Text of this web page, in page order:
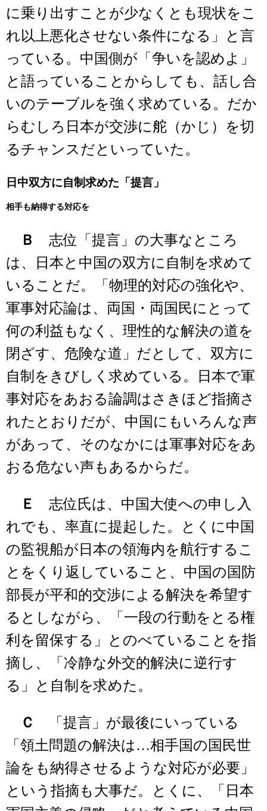
に乗り出すことが少なくとも現状をこ
れ以上悪化させない条件になる」と言
っている。中国側が「争いを認めよ」
と語っていることからしても、話し合
いのテーブルを強く求めている。だか
らむしろ日本が交渉に舵（かじ）を切
るチャンスだといっていた。
日中双方に自制求めた「提言」
相手も納得する対応を
Ｂ
志位「提言」の大事なところ
は、日本と中国の双方に自制を求めて
いることだ。「物理的対応の強化や、
軍事対応論は、両国・両国民にとって
何の利益もなく、理性的な解決の道を
閉ざす、危険な道」だとして、双方に
自制をきびしく求めている。日本で軍
事対応をあおる論調はさきほど指摘さ
れたとおりだが、中国にもいろんな声
があって、そのなかには軍事対応をあ
おる危ない声もあるからだ。
Ｅ
志位氏は、中国大使への申し入
れでも、率直に提起した。とくに中国
の監視船が日本の領海内を航行するこ
とをくり返していること、中国の国防
部長が平和的交渉による解決を希望す
るとしながら、「一段の行動をとる権
利を留保する」とのべていることを指
摘し、「冷静な外交的解決に逆行す
る」と自制を求めた。
Ｃ
「提言」が最後にいっている
「領土問題の解決は…相手国の国民世
論をも納得させるような対応が必要」
という指摘も大事だ。とくに、「日本